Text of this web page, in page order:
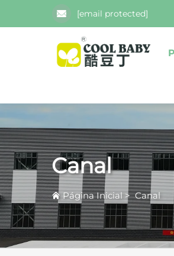
[email protected]
Canal
Página Inicial>Canal